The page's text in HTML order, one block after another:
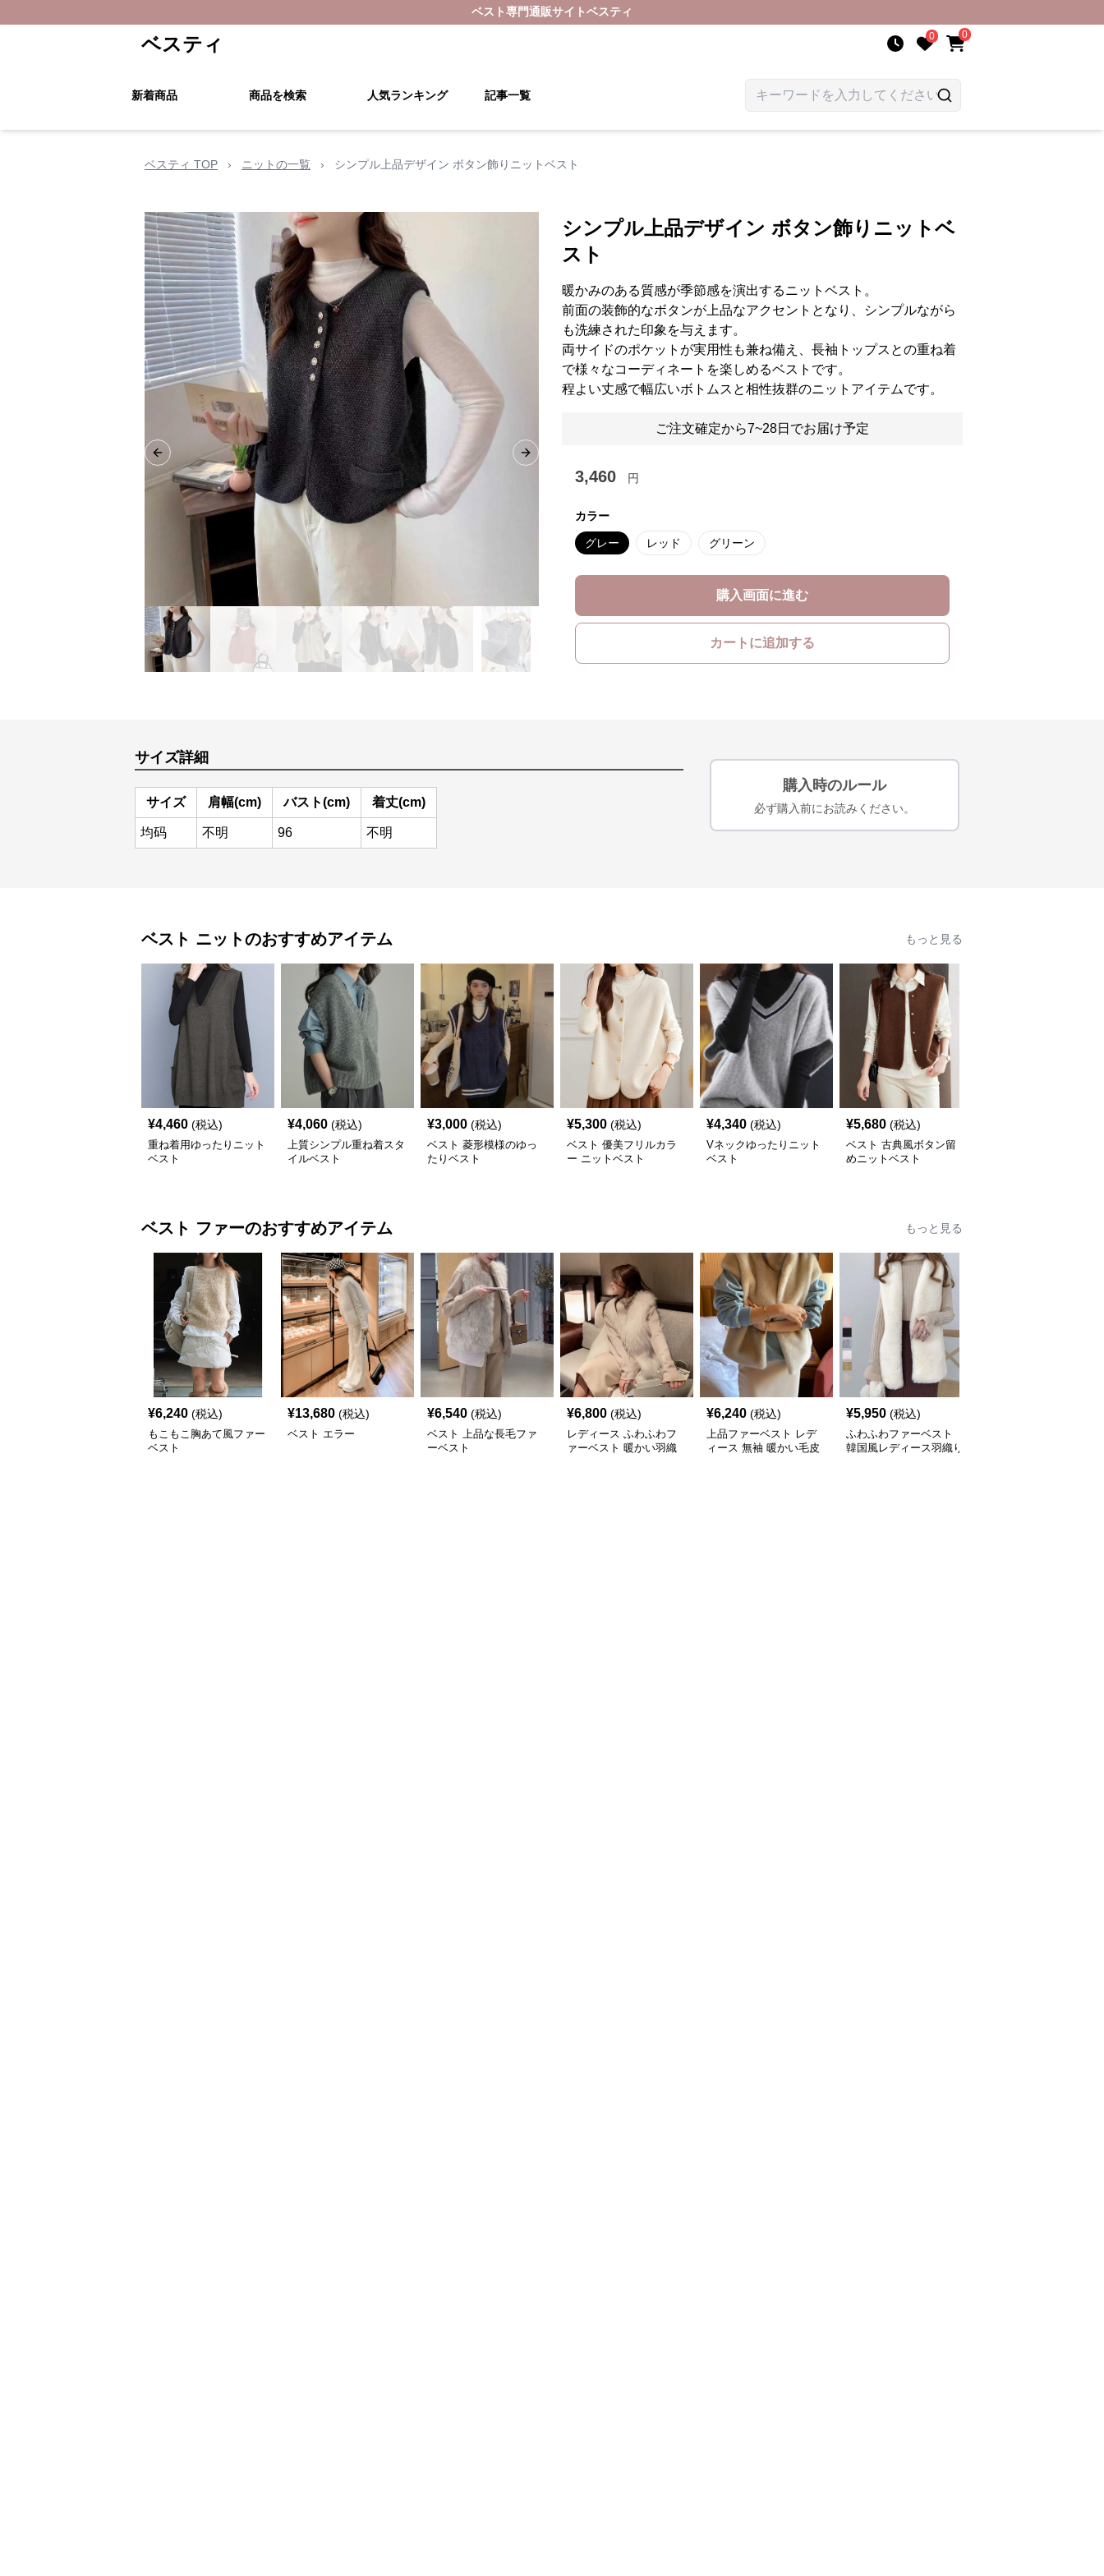
ベスト専門通販サイトベスティ
ベスティ 0 0
新着商品 商品を検索 人気ランキング 記事一覧
ベスティ TOP › ニットの一覧 › シンプル上品デザイン ボタン飾りニットベスト
Previous slide Next slide
シンプル上品デザイン ボタン飾りニットベ
スト
暖かみのある質感が季節感を演出するニットベスト。
前面の装飾的なボタンが上品なアクセントとなり、シンプルながら
も洗練された印象を与えます。
両サイドのポケットが実用性も兼ね備え、長袖トップスとの重ね着
で様々なコーディネートを楽しめるベストです。
程よい丈感で幅広いボトムスと相性抜群のニットアイテムです。
ご注文確定から7~28日でお届け予定
3,460 円
カラー
グレー レッド グリーン
購入画面に進む
カートに追加する
サイズ詳細
サイズ 肩幅(cm) バスト(cm) 着丈(cm)
均码 不明 96 不明
購入時のルール
必ず購入前にお読みください。
ベスト ニットのおすすめアイテム もっと見る
¥4,460 (税込)
重ね着用ゆったりニット
ベスト
¥4,060 (税込)
上質シンプル重ね着スタ
イルベスト
¥3,000 (税込)
ベスト 菱形模様のゆっ
たりベスト
¥5,300 (税込)
ベスト 優美フリルカラ
ー ニットベスト
¥4,340 (税込)
Vネックゆったりニット
ベスト
¥5,680 (税込)
ベスト 古典風ボタン留
めニットベスト
ベスト ファーのおすすめアイテム もっと見る
¥6,240 (税込)
もこもこ胸あて風ファー
ベスト
¥13,680 (税込)
ベスト エラー
¥6,540 (税込)
ベスト 上品な長毛ファ
ーベスト
¥6,800 (税込)
レディース ふわふわフ
ァーベスト 暖かい羽織
¥6,240 (税込)
上品ファーベスト レデ
ィース 無袖 暖かい毛皮
¥5,950 (税込)
ふわふわファーベスト
韓国風レディース羽織り